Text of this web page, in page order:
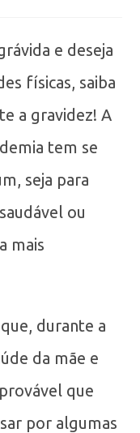
e deseja
físicas, saiba
a gravidez! A
tem se
seja para
ou
mais
durante a
da mãe e
que
por algumas